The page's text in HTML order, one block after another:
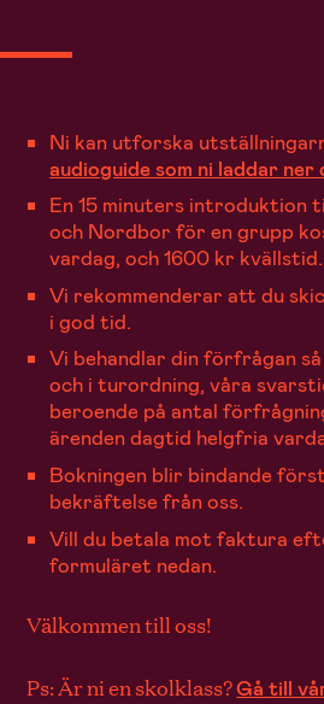
Ni kan utforska
audioguide som ni laddar
En 15 minuters introduktion
och Nordbor för en grupp
vardag, och 1600 kr kvällstid.
Vi rekommenderar att du
i god tid.
Vi behandlar din förfrågan
och i turordning, våra
beroende på antal
ärenden dagtid helgfria
Bokningen blir bindande
bekräftelse från oss.
Vill du betala mot faktura
formuläret nedan.
Välkommen till oss!
Ps: Är ni en skolklass?Gå till